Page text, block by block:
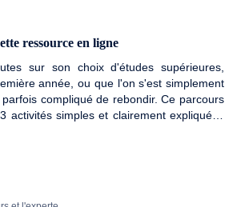
ressource en ligne
sur son choix d'études supérieures,
année, ou que l'on s'est simplement
compliqué de rebondir. Ce parcours
activités simples et clairement expliquées
des clés pour définir une vision